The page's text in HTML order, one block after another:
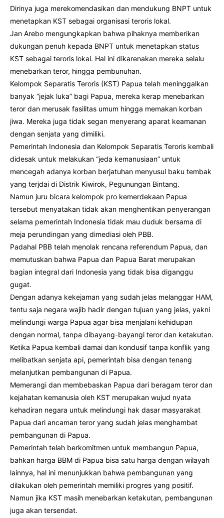
Dirinya juga merekomendasikan dan mendukung BNPT untuk
menetapkan KST sebagai organisasi teroris lokal.
Jan Arebo mengungkapkan bahwa pihaknya memberikan
dukungan penuh kepada BNPT untuk menetapkan status
KST sebagai teroris lokal. Hal ini dikarenakan mereka selalu
menebarkan teror, hingga pembunuhan.
Kelompok Separatis Teroris (KST) Papua telah meninggalkan
banyak “jejak luka” bagi Papua, mereka kerap menebarkan
teror dan merusak fasilitas umum hingga memakan korban
jiwa. Mereka juga tidak segan menyerang aparat keamanan
dengan senjata yang dimiliki.
Pemerintah Indonesia dan Kelompok Separatis Teroris kembali
didesak untuk melakukan “jeda kemanusiaan” untuk
mencegah adanya korban berjatuhan menyusul baku tembak
yang terjdai di Distrik Kiwirok, Pegunungan Bintang.
Namun juru bicara kelompok pro kemerdekaan Papua
tersebut menyatakan tidak akan menghentikan penyerangan
selama pemerintah Indonesia tidak mau duduk bersama di
meja perundingan yang dimediasi oleh PBB.
Padahal PBB telah menolak rencana referendum Papua, dan
memutuskan bahwa Papua dan Papua Barat merupakan
bagian integral dari Indonesia yang tidak bisa diganggu
gugat.
Dengan adanya kekejaman yang sudah jelas melanggar HAM,
tentu saja negara wajib hadir dengan tujuan yang jelas, yakni
melindungi warga Papua agar bisa menjalani kehidupan
dengan normal, tanpa dibayang-bayangi teror dan ketakutan.
Ketika Papua kembali damai dan kondusif tanpa konflik yang
melibatkan senjata api, pemerintah bisa dengan tenang
melanjutkan pembangunan di Papua.
Memerangi dan membebaskan Papua dari beragam teror dan
kejahatan kemanusia oleh KST merupakan wujud nyata
kehadiran negara untuk melindungi hak dasar masyarakat
Papua dari ancaman teror yang sudah jelas menghambat
pembangunan di Papua.
Pemerintah telah berkomitmen untuk membangun Papua,
bahkan harga BBM di Papua bisa satu harga dengan wilayah
lainnya, hal ini menunjukkan bahwa pembangunan yang
dilakukan oleh pemerintah memiliki progres yang positif.
Namun jika KST masih menebarkan ketakutan, pembangunan
juga akan tersendat.